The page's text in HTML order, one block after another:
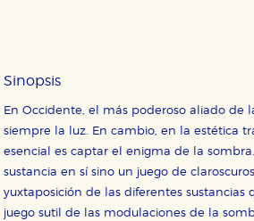
Sinopsis
En Occidente, el más poderoso aliado de
siempre la luz. En cambio, en la estética
esencial es captar el enigma de la
sustancia en sí sino un juego de
yuxtaposición de las diferentes sustancias
juego sutil de las modulaciones de la